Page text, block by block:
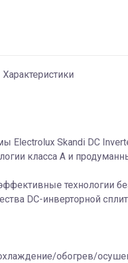
Характеристики
Electrolux Skandi DC
класса A и
технологии
DC-инверторной
обогрев/